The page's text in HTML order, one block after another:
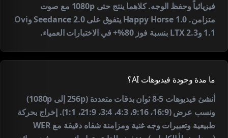
فيزيائياً وحفظ الوجه. كلاهما ينتج حتى 1080p مع صوت
متزامن. Happy Horse 1.0 يتفوق على Seedance 2.0 وOvi
1.1 وLTX 2.3 بنسبة فوز 80%+ في الاختبارات العمياء.
ما مدة وجودة فيديوهات AI؟
أنشئ فيديوهات 5-8 ثوان بدقات متعددة (256p إلى 1080p)
ونسب عرض (16:9، 9:16، 4:3، 3:4، 21:9، 1:1). إخراج بحركة
طبيعية وتعبيرات وجه غنية ومزامنة شفاه دقيقة مع WER